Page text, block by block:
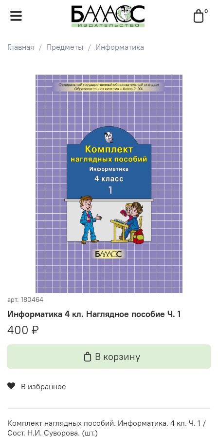
0
Главная Предметы Информатика
арт. 180464
Информатика 4 кл. Наглядное пособие Ч. 1
400 ₽
В корзину
В избранное
Комплект наглядных пособий. Информатика. 4 кл. Ч. 1 /
Сост. Н.И. Суворова. (шт.)